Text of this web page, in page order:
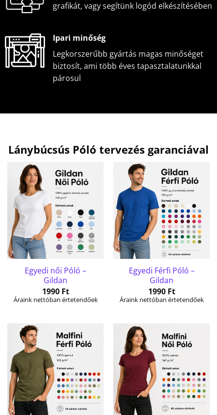
grafikát, vagy segítünk logód elkészítésében
Ipari minőség
Legkorszerűbb gyártás magas minőséget
biztosít, ami több éves tapasztalatunkkal
párosul
Lánybúcsús Póló tervezés garanciával
Egyedi női Póló –
Gildan
1990 Ft
Áraink nettóban értetendőek
Egyedi Férfi Póló –
Gildan
1990 Ft
Áraink nettóban értetendőek